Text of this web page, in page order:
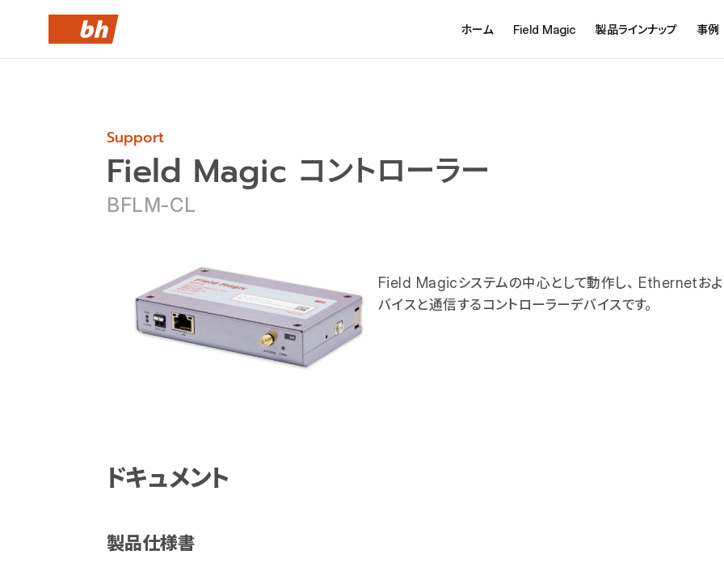
ホーム Field Magic 製品ラインナップ 事例
Field Magic コントローラー
BFLM-CL
Field Magicシステムの中心として動作し、Ethernetおよ
バイスと通信するコントローラーデバイスです。
ドキュメント
製品仕様書